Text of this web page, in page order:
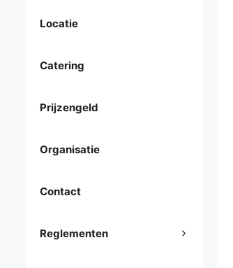
Locatie
Catering
Prijzengeld
Organisatie
Contact
Reglementen